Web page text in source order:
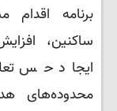
برنامه
ساکنین،
ایجاد حس
محدوده‌های